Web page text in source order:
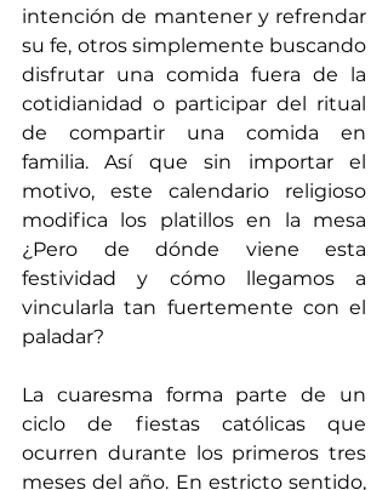
intención de mantener y refrendar
su fe, otros simplemente buscando
disfrutar una comida fuera de la
cotidianidad o participar del ritual
de compartir una comida en
familia. Así que sin importar el
motivo, este calendario religioso
modifica los platillos en la mesa
¿Pero de dónde viene esta
festividad y cómo llegamos a
vincularla tan fuertemente con el
paladar?
La cuaresma forma parte de un
ciclo de fiestas católicas que
ocurren durante los primeros tres
meses del año. En estricto sentido,